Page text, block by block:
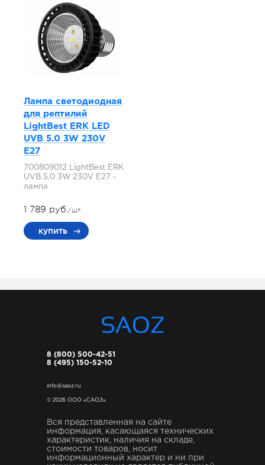
Лампа светодиодная
для рептилий
LightBest ERK LED
UVB 5.0 3W 230V
E27
700809012 LightBest ERK
UVB 5.0 3W 230V E27 -
лампа
1 789 руб./шт.
купить
8 (800) 500-42-51
8 (495) 150-52-10
info@saoz.ru
© 2026 ООО «САОЗ»
Вся представленная на сайте
информация, касающаяся технических
характеристик, наличия на складе,
стоимости товаров, носит
информационный характер и ни при